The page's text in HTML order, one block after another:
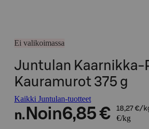
Ei valikoimassa
Juntulan Kaarnikka-
Kauramurot 375 g
Kaikki Juntulan-tuotteet
n. Noin6,85 € 18,27 €/
€/kg